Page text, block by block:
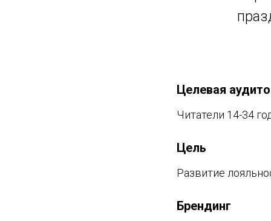
Целевая
Читатели 14-34
Цель
Развитие
Брендинг